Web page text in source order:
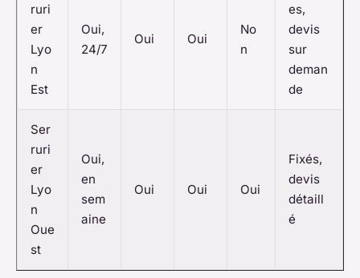
ruri
er
Lyo
n
Est
Oui,
24/7
Oui Oui
No
n
es,
devis
sur
deman
de
Ser
ruri
er
Lyo
n
Oue
st
Oui,
en
sem
aine
Oui Oui Oui
Fixés,
devis
détaill
é